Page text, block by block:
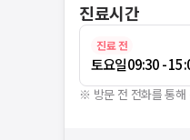
진료시간
진료 전
토요일09:30 -
※ 방문 전 전화를 통해